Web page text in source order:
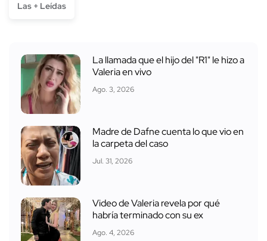
Las + Leídas
La llamada que el hijo del "R1" le hizo a
Valeria en vivo
Ago. 3, 2026
Madre de Dafne cuenta lo que vio en
la carpeta del caso
Jul. 31, 2026
Video de Valeria revela por qué
habría terminado con su ex
Ago. 4, 2026